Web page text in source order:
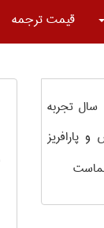
قیمت ترجمه
سال تجربه
پارافریز